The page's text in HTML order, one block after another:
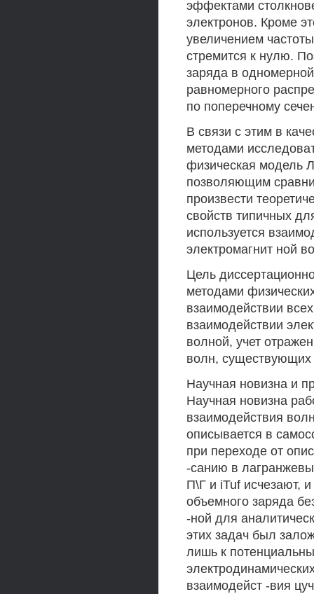
эффектами
электронов. Кроме
увеличением
стремится к нулю.
заряда в
равномерного
по поперечному
В связи с этим в
методами
физическая модель
позволяющим
произвести
свойств типичных
используется
электромагнит ной
Цель
методами
взаимодействии
взаимодействии
волной, учет
волн, существующих
Научная новизна и
Научная новизна
взаимодействия
описывается в
при переходе от
-санию в
П\Г и iTuf исчезают,
объемного заряда
-ной для
этих задач был
лишь к
взаимодейст -вия